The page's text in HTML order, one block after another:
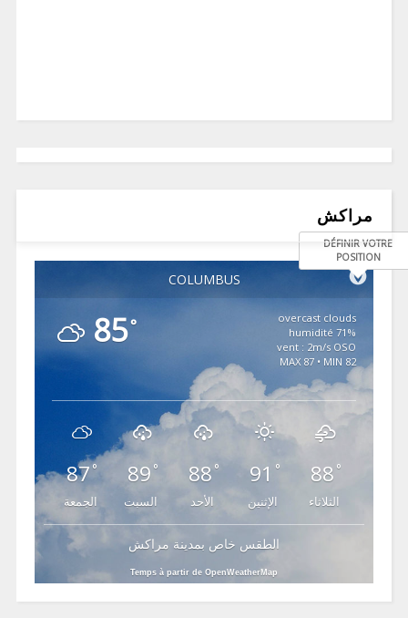
مراكش
COLUMBUS
DÉFINIR VOTRE
POSITION
85°
overcast clouds
71% humidité
vent : 2m/s OSO
MAX 87 • MIN 82
87°
الجمعة
89 °
السبت
88°
الأحد
91 °
الإثنين
88 °
الثلاثاء
الطقس خاص بمدينة مراكش
Temps à partir de OpenWeatherMap